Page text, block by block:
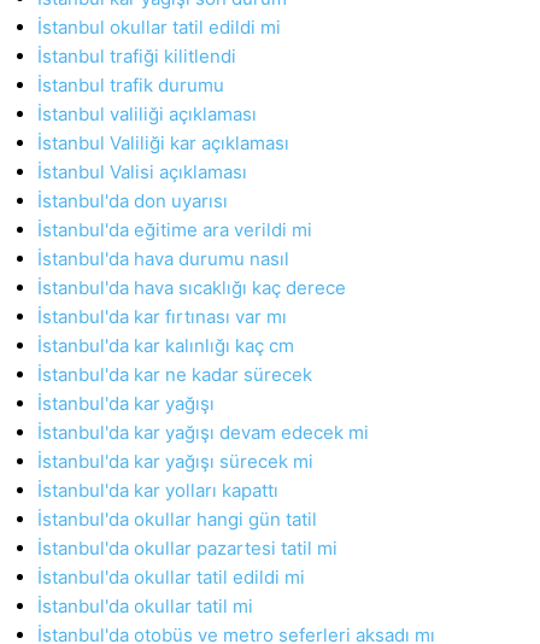
İstanbul okullar tatil edildi mi
İstanbul trafiği kilitlendi
İstanbul trafik durumu
İstanbul valiliği açıklaması
İstanbul Valiliği kar açıklaması
İstanbul Valisi açıklaması
İstanbul'da don uyarısı
İstanbul'da eğitime ara verildi mi
İstanbul'da hava durumu nasıl
İstanbul'da hava sıcaklığı kaç derece
İstanbul'da kar fırtınası var mı
İstanbul'da kar kalınlığı kaç cm
İstanbul'da kar ne kadar sürecek
İstanbul'da kar yağışı
İstanbul'da kar yağışı devam edecek mi
İstanbul'da kar yağışı sürecek mi
İstanbul'da kar yolları kapattı
İstanbul'da okullar hangi gün tatil
İstanbul'da okullar pazartesi tatil mi
İstanbul'da okullar tatil edildi mi
İstanbul'da okullar tatil mi
İstanbul'da otobüs ve metro seferleri aksadı mı